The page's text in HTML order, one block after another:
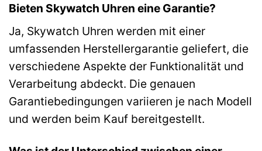
Bieten Skywatch Uhren eine Garantie?
Ja, Skywatch Uhren werden mit einer
umfassenden Herstellergarantie geliefert, die
verschiedene Aspekte der Funktionalität und
Verarbeitung abdeckt. Die genauen
Garantiebedingungen variieren je nach Modell
und werden beim Kauf bereitgestellt.